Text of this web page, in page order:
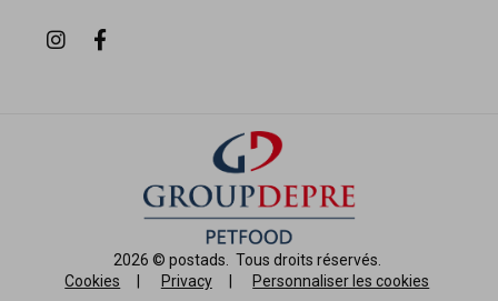
2026 © postads
Tous droits réservés.
Cookies
Privacy Personnaliser les cookies